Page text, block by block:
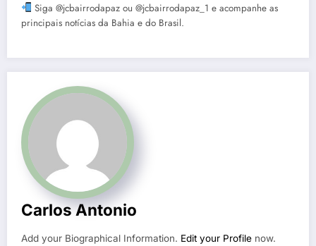
Siga @jcbairrodapaz ou @jcbairrodapaz_1 e acompanhe as
principais notícias da Bahia e do Brasil.
Carlos Antonio
Add your Biographical Information. Edit your Profile now.